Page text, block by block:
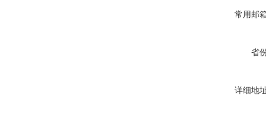
常用邮
省
详细地